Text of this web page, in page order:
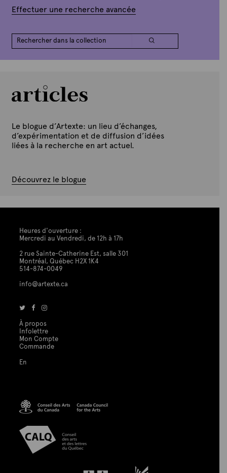
Effectuer une recherche avancée
Le blogue d’Artexte: un lieu d’échanges,
d’expérimentation et de diffusion d’idées
liées à la recherche en art actuel.
Découvrez le blogue
Heures d'ouverture :
Mercredi au Vendredi, de 12h à 17h
2 rue Sainte-Catherine Est, salle 301
Montréal, Québec H2X 1K4
514-874-0049
info@artexte.ca
À propos
Infolettre
Mon Compte
Commande
En